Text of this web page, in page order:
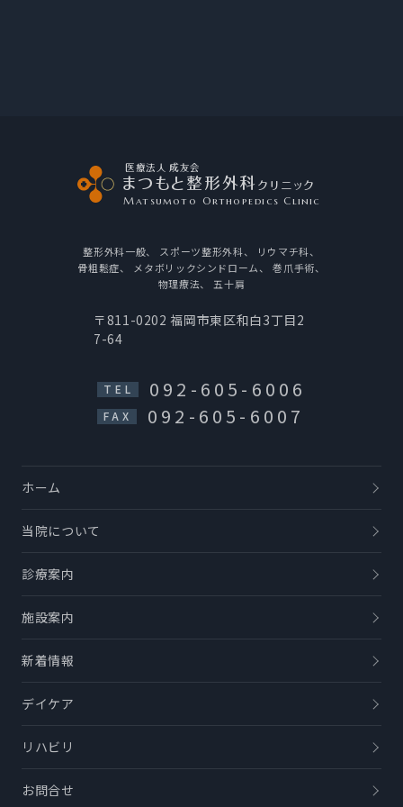
医療法人 成友会
まつもと整形外科 クリニック
Matsumoto Orthopedics Clinic
整形外科一般、 スポーツ整形外科、
リウマチ科、
骨粗鬆症、
メタボリックシンドローム、
巻爪手術、
物理療法、
五十肩
〒811-0202福岡市東区和白3丁目2
7-64
TEL 092-605-6006
FAX 092-605-6007
ホーム
当院について
診療案内
施設案内
新着情報
デイケア
リハビリ
お問合せ